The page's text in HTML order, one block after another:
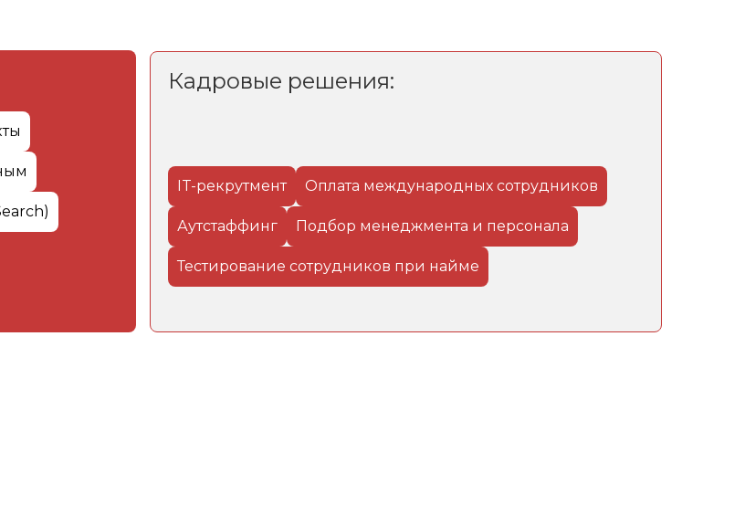
Кадровые решения:
IT-рекрутмент Оплата международных сотрудников
Аутстаффинг Подбор менеджмента и персонала
Тестирование сотрудников при найме